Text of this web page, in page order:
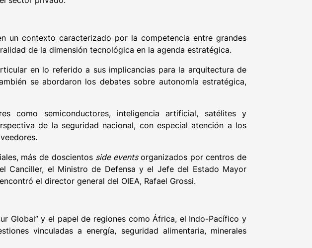
un contexto caracterizado por la competencia entre grandes
de la dimensión tecnológica en la agenda estratégica.
en lo referido a sus implicancias para la arquitectura de
se abordaron los debates sobre autonomía estratégica,
como semiconductores, inteligencia artificial, satélites y
de la seguridad nacional, con especial atención a los
más de doscientos side eventsorganizados por centros de
Canciller, el Ministro de Defensa y el Jefe del Estado Mayor
el director general del OIEA, Rafael Grossi.
Global” y el papel de regiones como África, el Indo-Pacífico y
vinculadas a energía, seguridad alimentaria, minerales